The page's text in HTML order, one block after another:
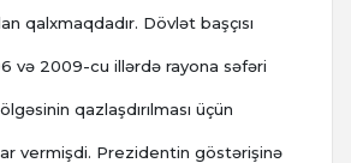
qalxmaqdadır. Dövlət başçısı
və 2009-cu illərdə rayona səfəri
qazlaşdırılması üçün
vermişdi. Prezidentin göstərişinə